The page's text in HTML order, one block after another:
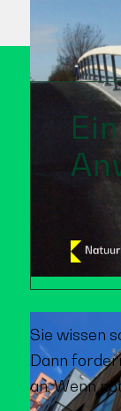
Sie wissen
Dann
an. Wenn